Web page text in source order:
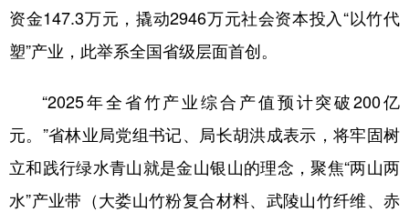
资金147.3万元，撬动2946万元社会资本投入“以竹代
塑”产业，此举系全国省级层面首创。
“2025年全省竹产业综合产值预计突破200亿
元。”省林业局党组书记、局长胡洪成表示，将牢固树
立和践行绿水青山就是金山银山的理念，聚焦“两山两
水”产业带（大娄山竹粉复合材料、武陵山竹纤维、赤